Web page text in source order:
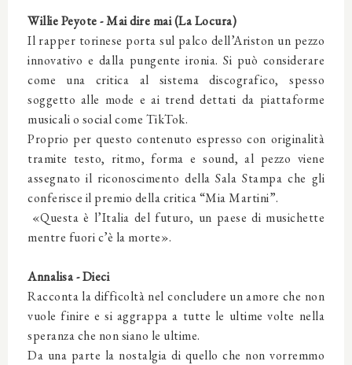
Willie Peyote - Mai dire mai (La Locura)
Il rapper torinese porta sul palco dell’Ariston un pezzo
innovativo e dalla pungente ironia. Si può considerare
come una critica al sistema discografico, spesso
soggetto alle mode e ai trend dettati da piattaforme
musicali o social come TikTok.
Proprio per questo contenuto espresso con originalità
tramite testo, ritmo, forma e sound, al pezzo viene
assegnato il riconoscimento della Sala Stampa che gli
conferisce il premio della critica “Mia Martini”.
«Questa è l’Italia del futuro, un paese di musichette
mentre fuori c’è la morte».
Annalisa - Dieci
Racconta la difficoltà nel concludere un amore che non
vuole finire e si aggrappa a tutte le ultime volte nella
speranza che non siano le ultime.
Da una parte la nostalgia di quello che non vorremmo